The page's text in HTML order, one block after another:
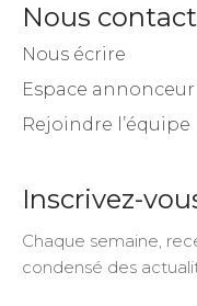
Nous
Nous écrire
Espace annonceur
Rejoindre l’équipe
Inscrivez-
Chaque semaine,
condensé des